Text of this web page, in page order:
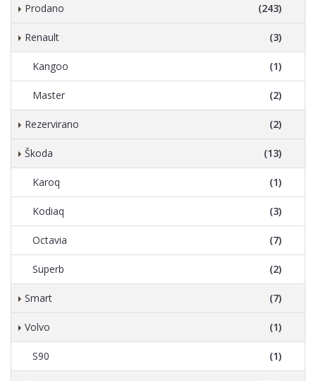
Prodano (243)
Renault (3)
Kangoo (1)
Master (2)
Rezervirano (2)
Škoda (13)
Karoq (1)
Kodiaq (3)
Octavia (7)
Superb (2)
Smart (7)
Volvo (1)
S90 (1)